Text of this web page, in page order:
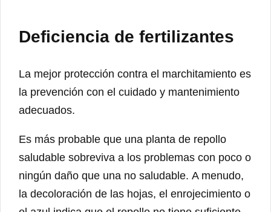
Deficiencia de fertilizantes
La mejor protección contra el marchitamiento es
la prevención con el cuidado y mantenimiento
adecuados.
Es más probable que una planta de repollo
saludable sobreviva a los problemas con poco o
ningún daño que una no saludable. A menudo,
la decoloración de las hojas, el enrojecimiento o